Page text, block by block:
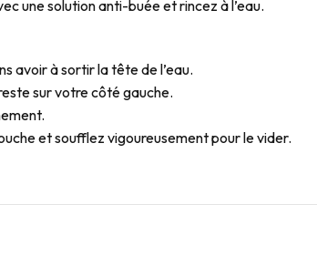
une solution anti-buée et rincez à l’eau.
avoir à sortir la tête de l’eau.
sur votre côté gauche.
et soufflez vigoureusement pour le vider.